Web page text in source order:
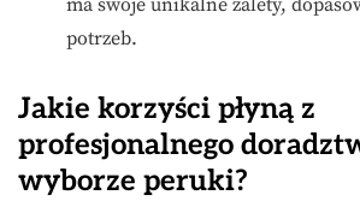
ma swoje unikalne zalety,
potrzeb.
Jakie korzyści płyną z
profesjonalnego
wyborze peruki?